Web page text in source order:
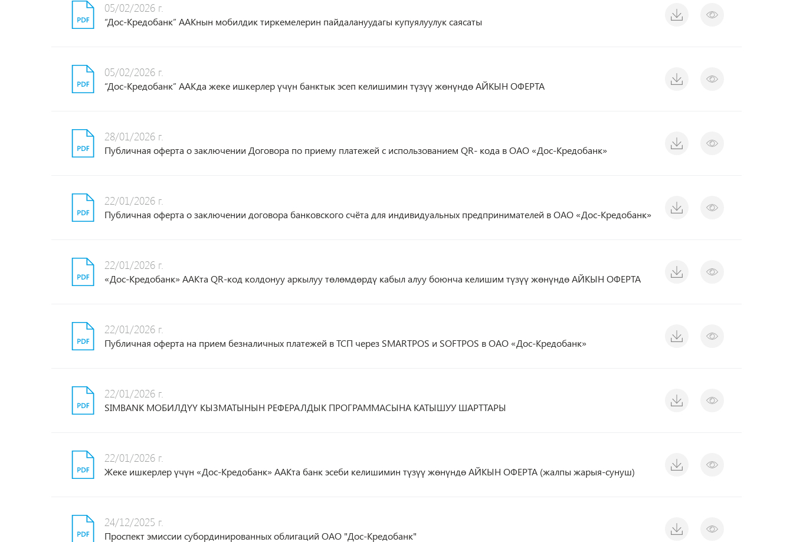
05/02/2026 г.
“Дос-Кредобанк” ААКнын мобилдик тиркемелерин пайдалануудагы купуялуулук саясаты
05/02/2026 г.
“Дос-Кредобанк” ААКда жеке ишкерлер үчүн банктык эсеп келишимин түзүү жөнүндө АЙКЫН ОФЕРТА
28/01/2026 г.
Публичная оферта о заключении Договора по приему платежей с использованием QR- кода в ОАО «Дос-Кредобанк»
22/01/2026 г.
Публичная оферта о заключении договора банковского счёта для индивидуальных предпринимателей в ОАО «Дос-Кредобанк»
22/01/2026 г.
«Дос-Кредобанк» ААКта QR-код колдонуу аркылуу төлөмдөрдү кабыл алуу боюнча келишим түзүү жөнүндө АЙКЫН ОФЕРТА
22/01/2026 г.
Публичная оферта на прием безналичных платежей в ТСП через SMARTPOS и SOFTPOS в ОАО «Дос-Кредобанк»
22/01/2026 г.
SIMBANK МОБИЛДҮҮ КЫЗМАТЫНЫН РЕФЕРАЛДЫК ПРОГРАММАСЫНА КАТЫШУУ ШАРТТАРЫ
22/01/2026 г.
Жеке ишкерлер үчүн «Дос-Кредобанк» ААКта банк эсеби келишимин түзүү жөнүндө АЙКЫН ОФЕРТА (жалпы жарыя-сунуш)
24/12/2025 г.
Проспект эмиссии субординированных облигаций ОАО "Дос-Кредобанк"